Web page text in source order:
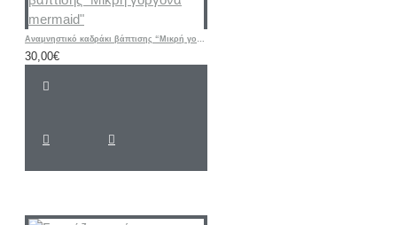
Αναμνηστικό καδράκι βάπτισης “Μικρή γοργόνα mermaid"
30,00€